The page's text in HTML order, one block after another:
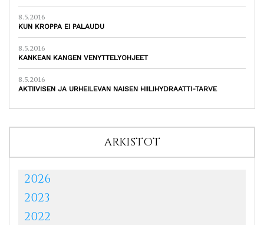
8.5.2016
KUN KROPPA EI PALAUDU
8.5.2016
KANKEAN KANGEN VENYTTELYOHJEET
8.5.2016
AKTIIVISEN JA URHEILEVAN NAISEN HIILIHYDRAATTI-TARVE
ARKISTOT
2026
2023
2022